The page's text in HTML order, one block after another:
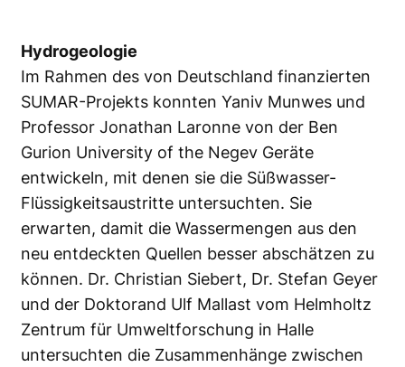
Hydrogeologie
Im Rahmen des von Deutschland finanzierten
SUMAR-Projekts konnten Yaniv Munwes und
Professor Jonathan Laronne von der Ben
Gurion University of the Negev Geräte
entwickeln, mit denen sie die Süßwasser-
Flüssigkeitsaustritte untersuchten. Sie
erwarten, damit die Wassermengen aus den
neu entdeckten Quellen besser abschätzen zu
können. Dr. Christian Siebert, Dr. Stefan Geyer
und der Doktorand Ulf Mallast vom Helmholtz
Zentrum für Umweltforschung in Halle
untersuchten die Zusammenhänge zwischen